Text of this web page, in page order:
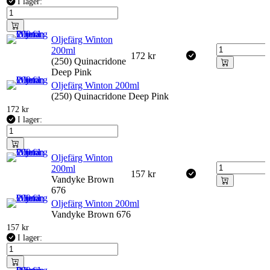
Oljefärg Winton
200ml
(250) Quinacridone
Deep Pink
172 kr
Oljefärg Winton 200ml
(250) Quinacridone Deep Pink
172 kr
I lager:
Oljefärg Winton
200ml
Vandyke Brown
676
157 kr
Oljefärg Winton 200ml
Vandyke Brown 676
157 kr
I lager: